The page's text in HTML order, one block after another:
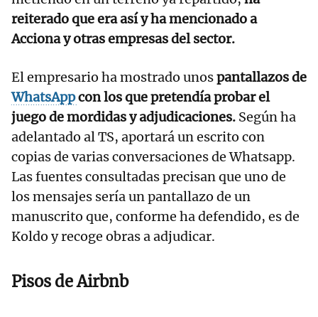
reiterado que era así y ha mencionado a
Acciona y otras empresas del sector.
El empresario ha mostrado unospantallazos de
WhatsAppcon los que pretendía probar el
juego de mordidas y adjudicaciones. Según ha
adelantado al TS, aportará un escrito con
copias de varias conversaciones de Whatsapp.
Las fuentes consultadas precisan que uno de
los mensajes sería un pantallazo de un
manuscrito que, conforme ha defendido, es de
Koldo y recoge obras a adjudicar.
Pisos de Airbnb